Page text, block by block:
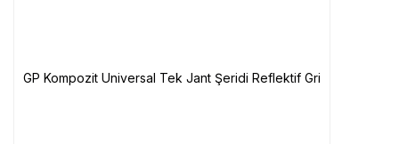
GP Kompozit Universal Tek Jant Şeridi Reflektif Gri